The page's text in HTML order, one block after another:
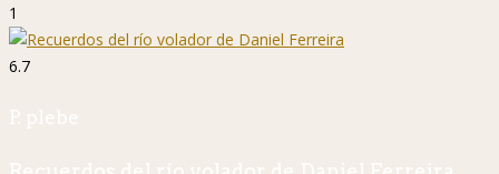
1
6.7
P. plebe